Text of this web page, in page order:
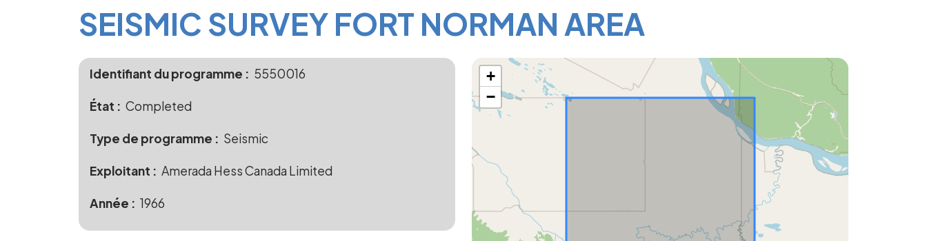
Main Content
SEISMIC SURVEY FORT NORMAN AREA
Identifiant du programme 5550016
État Completed
Type de programme Seismic
Exploitant Amerada Hess Canada Limited
Année 1966
+
−